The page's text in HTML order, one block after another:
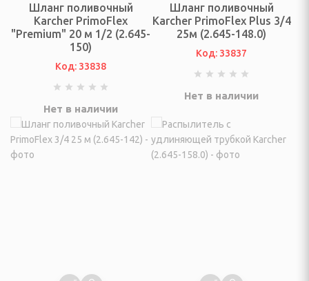
Шланг поливочный
Karcher PrimoFlex
"Premium" 20 м 1/2 (2.645-
150)
Код: 33838
Нет в наличии
Шланг поливочный
Karcher PrimoFlex Plus 3/4
25м (2.645-148.0)
Код: 33837
Нет в наличии